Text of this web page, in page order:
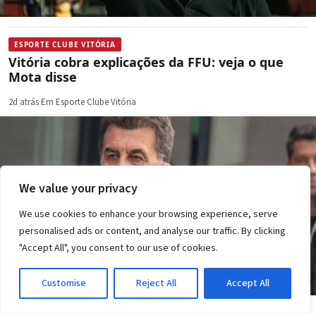
We value your privacy
We use cookies to enhance your browsing experience, serve
personalised ads or content, and analyse our traffic. By clicking
"Accept All", you consent to our use of cookies.
Customise Reject All Accept All
ESPORTE CLUBE VITÓRIA
Vitória cobra explicações da FFU: veja o que
Mota disse
2d atrás·Em Esporte Clube Vitória